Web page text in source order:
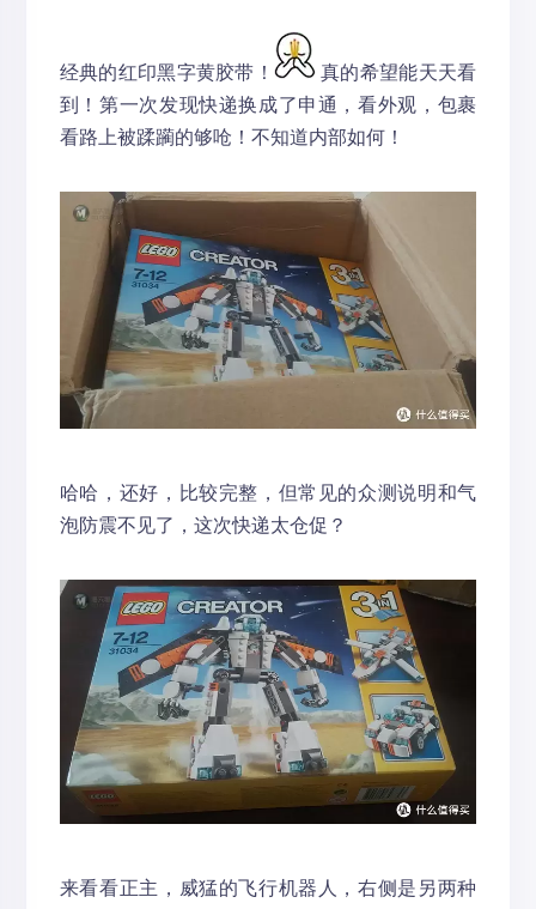
经典的红印黑字黄胶带！
真的希望能天天看
到！第一次发现快递换成了申通，看外观，包裹
看路上被蹂躏的够呛！不知道内部如何！
哈哈，还好，比较完整，但常见的众测说明和气
泡防震不见了，这次快递太仓促？
来看看正主，威猛的飞行机器人，右侧是另两种